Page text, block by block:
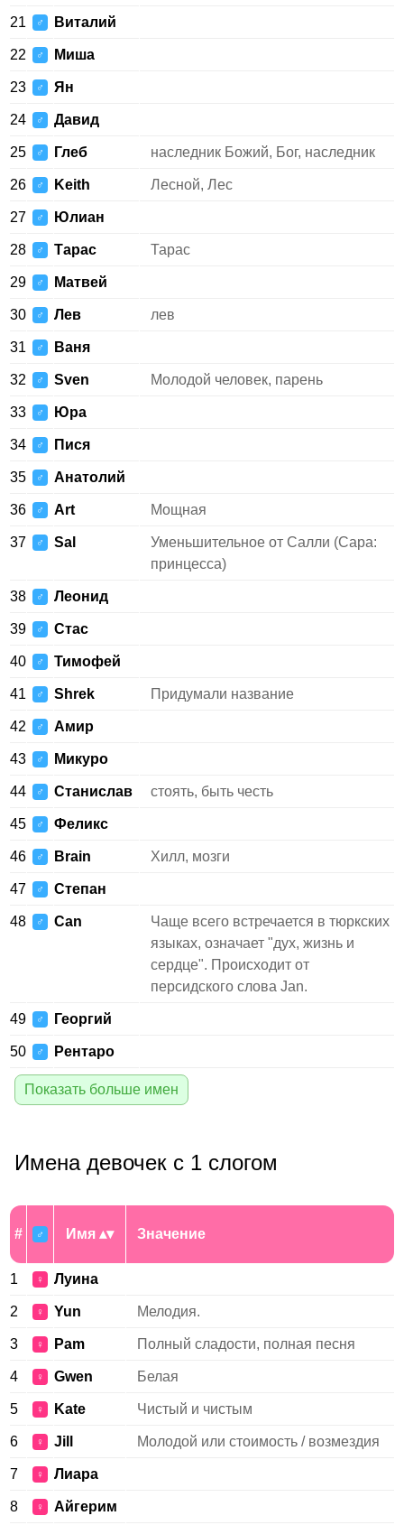
21 ♂ Виталий
22 ♂ Миша
23 ♂ Ян
24 ♂ Давид
25 ♂ Глеб наследник Божий, Бог, наследник
26 ♂ Keith Лесной, Лес
27 ♂ Юлиан
28 ♂ Тарас Тарас
29 ♂ Матвей
30 ♂ Лев лев
31 ♂ Ваня
32 ♂ Sven Молодой человек, парень
33 ♂ Юра
34 ♂ Пися
35 ♂ Анатолий
36 ♂ Art Мощная
37 ♂ Sal
Уменьшительное от Салли (Сара:
принцесса)
38 ♂ Леонид
39 ♂ Стас
40 ♂ Тимофей
41 ♂ Shrek Придумали название
42 ♂ Амир
43 ♂ Микуро
44 ♂ Станислав стоять, быть честь
45 ♂ Феликс
46 ♂ Brain Хилл, мозги
47 ♂ Степан
48 ♂ Can
Чаще всего встречается в тюркских
языках, означает "дух, жизнь и
сердце". Происходит от
персидского слова Jan.
49 ♂ Георгий
50 ♂ Рентаро
Показать больше имен
Имена девочек с 1 слогом
# ♂ Имя Значение
1 ♀ Луина
2 ♀ Yun Мелодия.
3 ♀ Pam Полный сладости, полная песня
4 ♀ Gwen Белая
5 ♀ Kate Чистый и чистым
6 ♀ Jill Молодой или стоимость / возмездия
7 ♀ Лиара
8 ♀ Айгерим